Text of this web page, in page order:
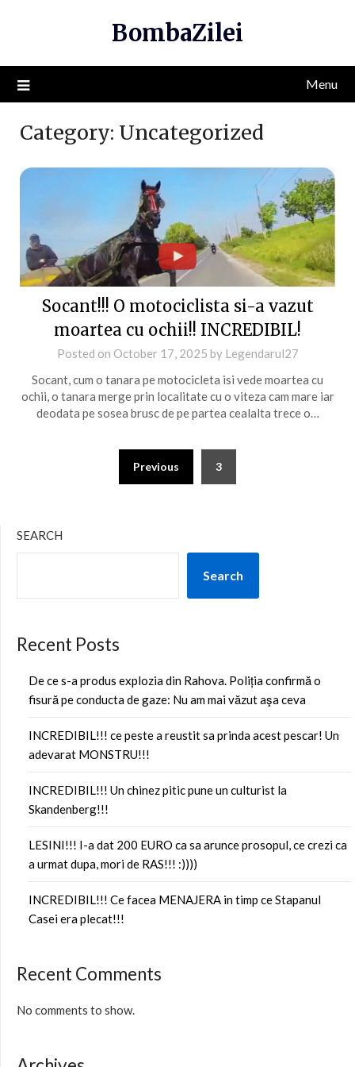
BombaZilei
Menu
Category: Uncategorized
Socant!!! O motociclista si-a vazut
moartea cu ochii!! INCREDIBIL!
Posted on October 17, 2025 by Legendarul27
Socant, cum o tanara pe motocicleta isi vede moartea cu
ochii, o tanara merge prin localitate cu o viteza cam mare iar
deodata pe sosea brusc de pe partea cealalta trece o…
Previous 3
SEARCH
Search
Recent Posts
De ce s-a produs explozia din Rahova. Poliția confirmă o
fisură pe conducta de gaze: Nu am mai văzut aşa ceva
INCREDIBIL!!! ce peste a reustit sa prinda acest pescar! Un
adevarat MONSTRU!!!
INCREDIBIL!!! Un chinez pitic pune un culturist la
Skandenberg!!!
LESINI!!! I-a dat 200 EURO ca sa arunce prosopul, ce crezi ca
a urmat dupa, mori de RAS!!! :))))
INCREDIBIL!!! Ce facea MENAJERA in timp ce Stapanul
Casei era plecat!!!
Recent Comments
No comments to show.